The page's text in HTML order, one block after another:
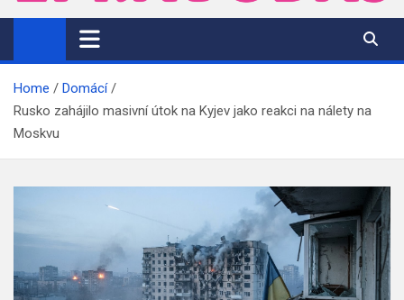
DigitalniZpravodaj.cz
Zpravodajství | Informace | Tiskové zprávy
Home
Domácí
Rusko zahájilo masivní útok na Kyjev jako reakci na nálety na
Moskvu